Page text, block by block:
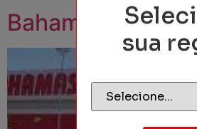
sua
Bahamas Mix